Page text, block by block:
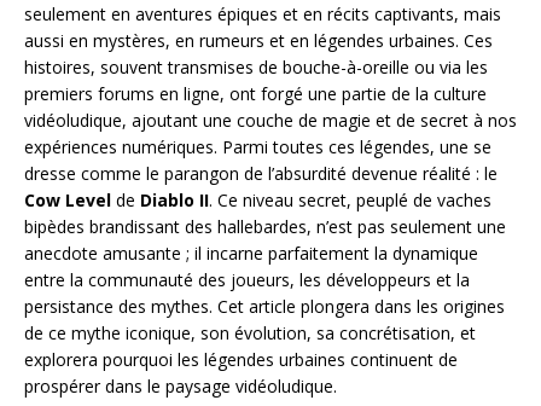
seulement en aventures épiques et en récits captivants, mais
aussi en mystères, en rumeurs et en légendes urbaines. Ces
histoires, souvent transmises de bouche-à-oreille ou via les
premiers forums en ligne, ont forgé une partie de la culture
vidéoludique, ajoutant une couche de magie et de secret à nos
expériences numériques. Parmi toutes ces légendes, une se
dresse comme le parangon de l’absurdité devenue réalité : le
Cow Level de Diablo II. Ce niveau secret, peuplé de vaches
bipèdes brandissant des hallebardes, n’est pas seulement une
anecdote amusante ; il incarne parfaitement la dynamique
entre la communauté des joueurs, les développeurs et la
persistance des mythes. Cet article plongera dans les origines
de ce mythe iconique, son évolution, sa concrétisation, et
explorera pourquoi les légendes urbaines continuent de
prospérer dans le paysage vidéoludique.